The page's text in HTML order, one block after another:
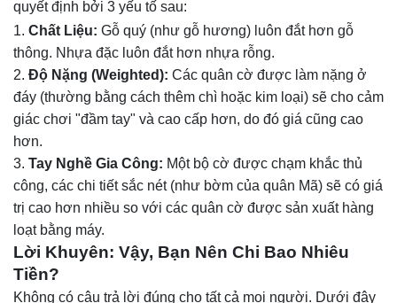
quyết định bởi 3 yếu tố sau:
Chất Liệu: Gỗ quý (như gỗ hương) luôn đắt hơn gỗ
thông. Nhựa đặc luôn đắt hơn nhựa rỗng.
Độ Nặng (Weighted): Các quân cờ được làm nặng ở
đáy (thường bằng cách thêm chì hoặc kim loại) sẽ cho cảm
giác chơi "đầm tay" và cao cấp hơn, do đó giá cũng cao
hơn.
Tay Nghề Gia Công: Một bộ cờ được chạm khắc thủ
công, các chi tiết sắc nét (như bờm của quân Mã) sẽ có giá
trị cao hơn nhiều so với các quân cờ được sản xuất hàng
loạt bằng máy.
Lời Khuyên: Vậy, Bạn Nên Chi Bao Nhiêu
Tiền?
Không có câu trả lời đúng cho tất cả mọi người. Dưới đây